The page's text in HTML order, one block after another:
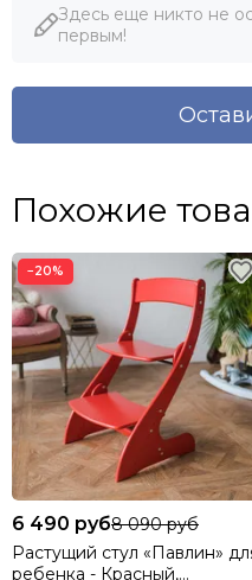
Здесь еще никто не
первым!
Похожие
−20%
6 490 руб8 090 руб
Растущий стул «Павлин»
ребенка - Красный,